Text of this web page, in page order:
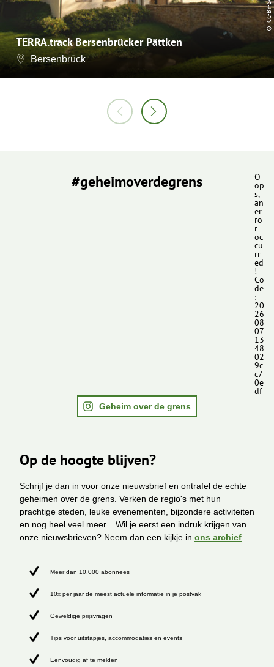
TERRA.track Bersenbrücker Pättken
Bersenbrück
©
CC-BY-SA
#geheimoverdegrens O
op
s,
an
er
ro
r
oc
cu
rr
ed
!
Co
de
:
20
26
08
07
13
48
02
9c
c7
0e
df
Geheim over de grens
Op de hoogte blijven?
Schrijf je dan in voor onze nieuwsbrief en ontrafel de echte
geheimen over de grens. Verken de regio's met hun
prachtige steden, leuke evenementen, bijzondere activiteiten
en nog heel veel meer... Wil je eerst een indruk krijgen van
onze nieuwsbrieven? Neem dan een kijkje in ons archief
Meer dan 10.000 abonnees
10x per jaar de meest actuele informatie in je postvak
Geweldige prijsvragen
Tips voor uitstapjes, accommodaties en events
Eenvoudig af te melden